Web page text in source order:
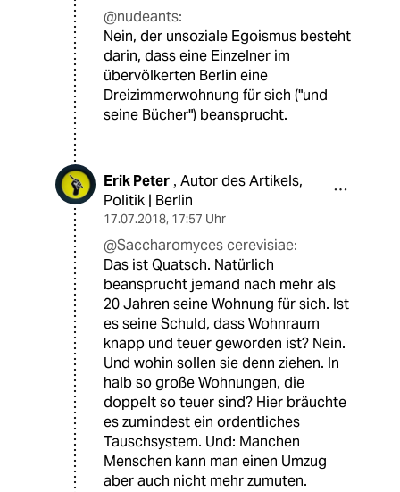
@nudeants:
Nein, der unsoziale Egoismus besteht
darin, dass eine Einzelner im
übervölkerten Berlin eine
Dreizimmerwohnung für sich ("und
seine Bücher") beansprucht.
Erik Peter , Autor des Artikels,
Politik | Berlin
17.07.2018, 17:57 Uhr
@Saccharomyces cerevisiae:
Das ist Quatsch. Natürlich
beansprucht jemand nach mehr als
20 Jahren seine Wohnung für sich. Ist
es seine Schuld, dass Wohnraum
knapp und teuer geworden ist? Nein.
Und wohin sollen sie denn ziehen. In
halb so große Wohnungen, die
doppelt so teuer sind? Hier bräuchte
es zumindest ein ordentliches
Tauschsystem. Und: Manchen
Menschen kann man einen Umzug
aber auch nicht mehr zumuten.